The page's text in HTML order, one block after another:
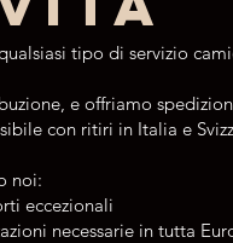
tipo di servizio
e offriamo
con ritiri in Italia e
noi:
eccezionali
necessarie in tutta